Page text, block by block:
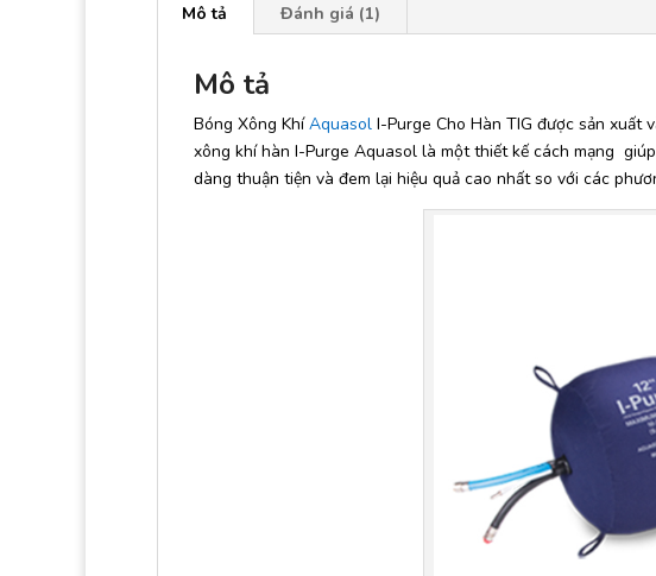
Mô tả Đánh giá (1)
Mô tả
Bóng Xông KhíAquasol I-Purge Cho Hàn TIG được sản xuất
xông khí hàn I-Purge Aquasol là một thiết kế cách mạng
dàng thuận tiện và đem lại hiệu quả cao nhất so với các